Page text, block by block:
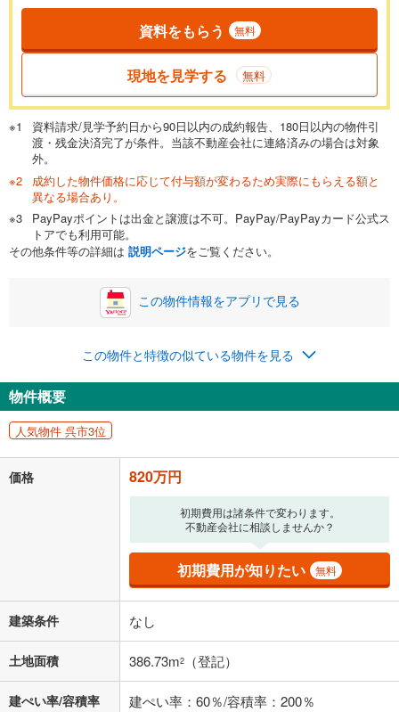
資料をもらう 無料
現地を見学する 無料
資料請求/見学予約日から90日以内の成約報告、180日以内の物件引
渡・残金決済完了が条件。当該不動産会社に連絡済みの場合は対象
外。
成約した物件価格に応じて付与額が変わるため実際にもらえる額と
異なる場合あり。
PayPayポイントは出金と譲渡は不可。PayPay/PayPayカード公式ス
トアでも利用可能。
その他条件等の詳細は 説明ページをご覧ください。
この物件情報をアプリで見る
この物件と特徴の似ている物件を見る
物件概要
人気物件 呉市3位
価格 820万円
初期費用は諸条件で変わります。
不動産会社に相談しませんか？
初期費用が知りたい 無料
建築条件 なし
土地面積 386.73m2 （登記）
建ぺい率/容積率 建ぺい率：60％/容積率：200％